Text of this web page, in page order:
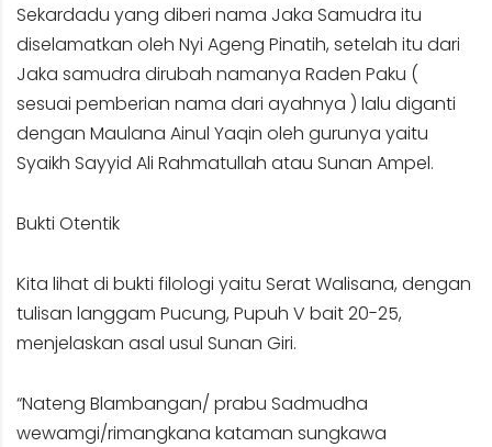
Sekardadu yang diberi nama Jaka Samudra itu
diselamatkan oleh Nyi Ageng Pinatih, setelah itu dari
Jaka samudra dirubah namanya Raden Paku (
sesuai pemberian nama dari ayahnya ) lalu diganti
dengan Maulana Ainul Yaqin oleh gurunya yaitu
Syaikh Sayyid Ali Rahmatullah atau Sunan Ampel.
Bukti Otentik
Kita lihat di bukti filologi yaitu Serat Walisana, dengan
tulisan langgam Pucung, Pupuh V bait 20-25,
menjelaskan asal usul Sunan Giri.
“Nateng Blambangan/ prabu Sadmudha
wewamgi/rimangkana kataman sungkawa